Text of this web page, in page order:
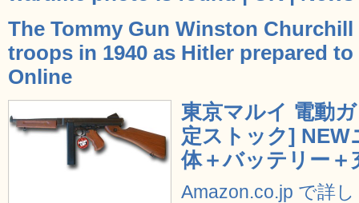
The Tommy Gun Winston
troops in 1940 as Hitler prepared
Online
東京マルイ 電動
定ストック]
体＋バッテリー＋
Amazon.co.jp で詳